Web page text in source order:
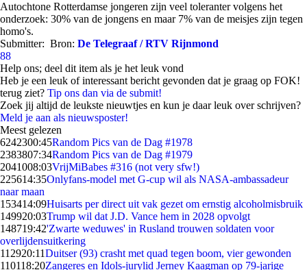
Autochtone Rotterdamse jongeren zijn veel toleranter volgens het
onderzoek: 30% van de jongens en maar 7% van de meisjes zijn tegen
homo's.
Submitter: Bron: De Telegraaf / RTV Rijnmond
88
Help ons; deel dit item als je het leuk vond
Heb je een leuk of interessant bericht gevonden dat je graag op FOK!
terug ziet? Tip ons dan via de submit!
Zoek jij altijd de leukste nieuwtjes en kun je daar leuk over schrijven?
Meld je aan als nieuwsposter!
Meest gelezen
6242300:45Random Pics van de Dag #1978
2383807:34Random Pics van de Dag #1979
2041008:03VrijMiBabes #316 (not very sfw!)
225614:35Onlyfans-model met G-cup wil als NASA-ambassadeur
naar maan
153414:09Huisarts per direct uit vak gezet om ernstig alcoholmisbruik
149920:03Trump wil dat J.D. Vance hem in 2028 opvolgt
148719:42'Zwarte weduwes' in Rusland trouwen soldaten voor
overlijdensuitkering
112920:11Duitser (93) crasht met quad tegen boom, vier gewonden
110118:20Zangeres en Idols-jurylid Jerney Kaagman op 79-jarige